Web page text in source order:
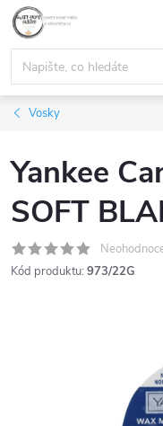
Přejít
obsah
Vosky
Yankee
SOFT
Kód produktu: 973/22G